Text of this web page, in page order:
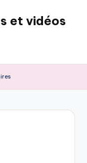
et vidéos